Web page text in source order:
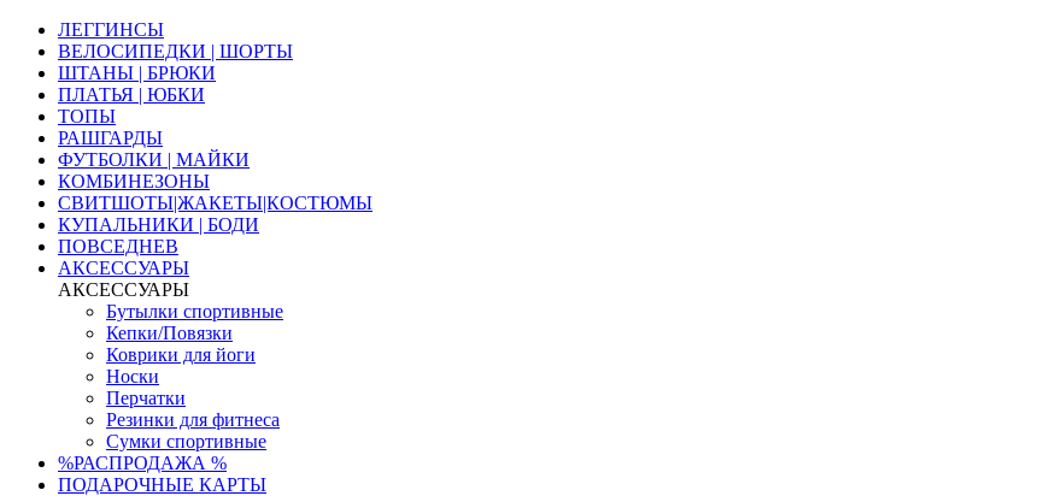
ЛЕГГИНСЫ
ВЕЛОСИПЕДКИ | ШОРТЫ
ШТАНЫ | БРЮКИ
ПЛАТЬЯ | ЮБКИ
ТОПЫ
РАШГАРДЫ
ФУТБОЛКИ | МАЙКИ
КОМБИНЕЗОНЫ
СВИТШОТЫ|ЖАКЕТЫ|КОСТЮМЫ
КУПАЛЬНИКИ | БОДИ
ПОВСЕДНЕВ
АКСЕССУАРЫ
АКСЕССУАРЫ
Бутылки спортивные
Кепки/Повязки
Коврики для йоги
Носки
Перчатки
Резинки для фитнеса
Сумки спортивные
%РАСПРОДАЖА %
ПОДАРОЧНЫЕ КАРТЫ